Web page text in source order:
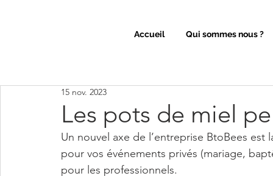
Accueil Qui sommes nous ?
Les pots de miel
15 nov. 2023
Un nouvel axe de l’entreprise BtoBees
pour vos événements privés (mariage,
pour les professionnels.